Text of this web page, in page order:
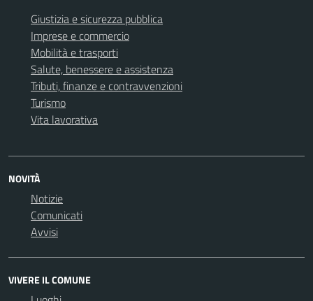
Giustizia e sicurezza pubblica
Imprese e commercio
Mobilità e trasporti
Salute, benessere e assistenza
Tributi, finanze e contravvenzioni
Turismo
Vita lavorativa
NOVITÀ
Notizie
Comunicati
Avvisi
VIVERE IL COMUNE